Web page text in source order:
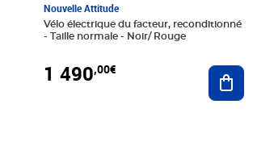
Nouvelle Attitude
Vélo électrique du facteur, reconditionné
- Taille normale - Noir/ Rouge
1 490,00€